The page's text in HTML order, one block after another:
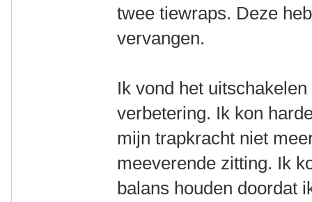
twee tiewraps. Deze
vervangen.
Ik vond het
verbetering. Ik kon
mijn trapkracht niet
meeverende zitting. Ik
balans houden doordat